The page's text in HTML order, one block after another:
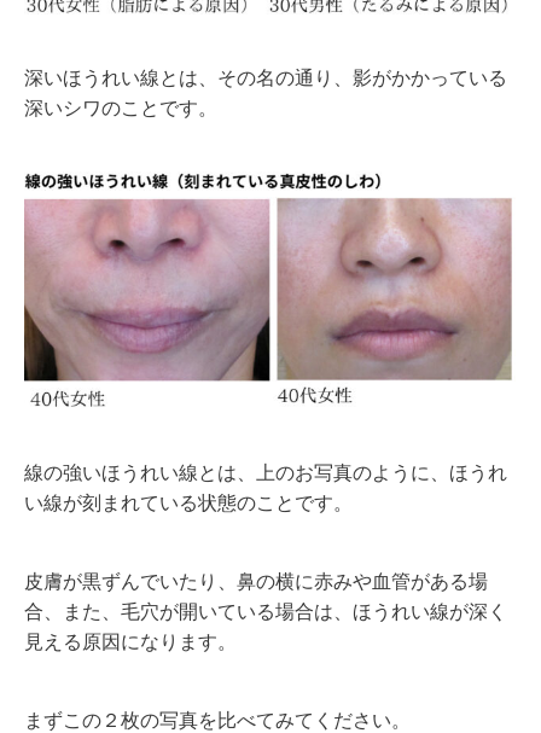
深いほうれい線とは、その名の通り、影がかかっている
深いシワのことです。
線の強いほうれい線とは、上のお写真のように、ほうれ
い線が刻まれている状態のことです。
皮膚が黒ずんでいたり、鼻の横に赤みや血管がある場
合、また、毛穴が開いている場合は、ほうれい線が深く
見える原因になります。
まずこの２枚の写真を比べてみてください。